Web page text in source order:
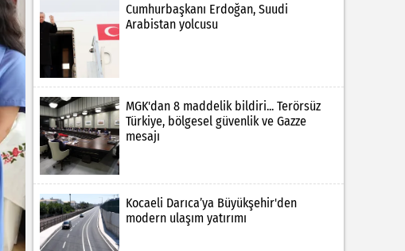
Cumhurbaşkanı Erdoğan, Suudi
Arabistan yolcusu
MGK'dan 8 maddelik bildiri... Terörsüz
Türkiye, bölgesel güvenlik ve Gazze
mesajı
Kocaeli Darıca’ya Büyükşehir'den
modern ulaşım yatırımı